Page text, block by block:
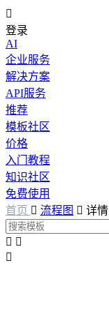

登录
AI
企业服务
解决方案
API服务
推荐
模板社区
价格
入门教程
知识社区
免费使用
首页  流程图  详情
 
